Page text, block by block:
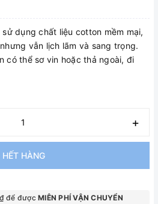
dụng chất liệu cotton mềm mại,
vẫn lịch lãm và sang trọng.
có thể sơ vin hoặc thả ngoài, đi
+
HẾT HÀNG
để đượcMIÊN PHÍ VẬN CHUYỂN